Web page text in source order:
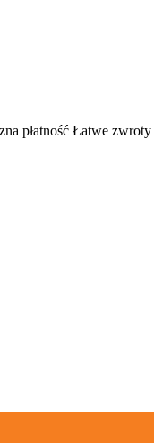
płatność Łatwe zwroty